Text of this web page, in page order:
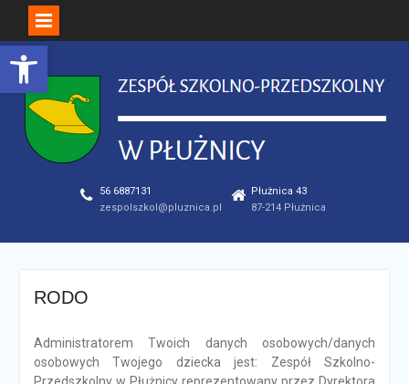
Open toolbar
Skip
to
content
56 6887131
zespolszkol@pluznica.pl
Płużnica 43
87-214 Płużnica
RODO
Administratorem Twoich danych osobowych/danych
osobowych Twojego dziecka jest: Zespół Szkolno-